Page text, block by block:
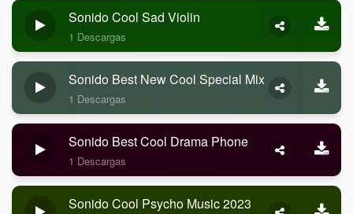
Sonido Cool Sad Violin
1 Descargas
Sonido Best New Cool Special Mix
1 Descargas
Sonido Best Cool Drama Phone
1 Descargas
Sonido Cool Psycho Music 2023